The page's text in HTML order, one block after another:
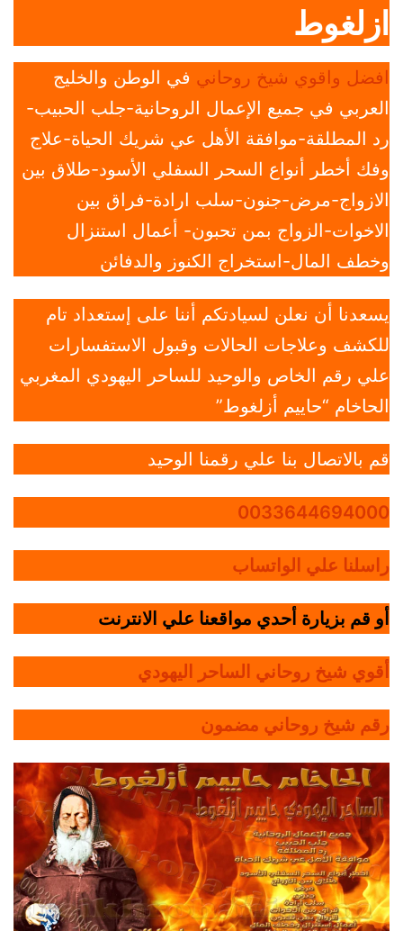
ازلغوط
افضل واقوي شيخ روحاني في الوطن والخليج
العربي في جميع الإعمال الروحانية-جلب الحبيب-
رد المطلقة-موافقة الأهل عي شريك الحياة-علاج
وفك أخطر أنواع السحر السفلي الأسود-طلاق بين
الازواج-مرض-جنون-سلب ارادة-فراق بين
الاخوات-الزواج بمن تحبون- أعمال استنزال
وخطف المال-استخراج الكنوز والدفائن
يسعدنا أن نعلن لسيادتكم أننا على إستعداد تام
للكشف وعلاجات الحالات وقبول الاستفسارات
علي رقم الخاص والوحيد للساحر اليهودي المغربي
الحاخام “حاييم أزلغوط”
قم بالاتصال بنا علي رقمنا الوحيد
0033644694000
راسلنا علي الواتساب
أو قم بزيارة أحدي مواقعنا علي الانترنت
أقوي شيخ روحاني الساحر اليهودي
رقم شيخ روحاني مضمون